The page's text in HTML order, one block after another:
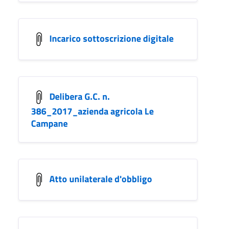
Incarico sottoscrizione digitale
Delibera G.C. n.
386_2017_azienda agricola Le
Campane
Atto unilaterale d'obbligo